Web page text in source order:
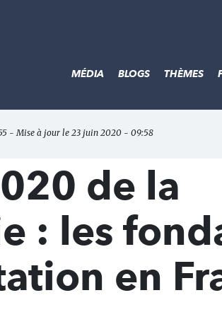
MÉDIA BLOGS THÈMES
- Mise à jour le 23 juin 2020 - 09:58
de la
: les
en